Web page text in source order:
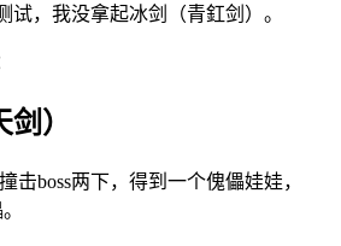
试，我没拿起冰剑（青釭剑）。
）
击boss两下，得到一个傀儡娃娃，